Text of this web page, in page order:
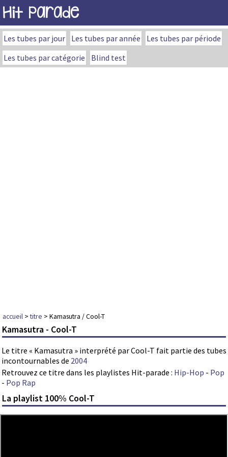
Hit Parade
Les tubes par jour Les tubes par année
Les tubes par période
Les tubes par catégorie
Blind test
accueil >titre > Kamasutra / Cool-T
Kamasutra - Cool-T
Le titre « Kamasutra » interprété par Cool-T fait partie des tubes
incontournables de 2004
Retrouvez ce titre dans les playlistes Hit-parade : Hip-Hop - Pop
- Pop Rap
La playlist 100% Cool-T